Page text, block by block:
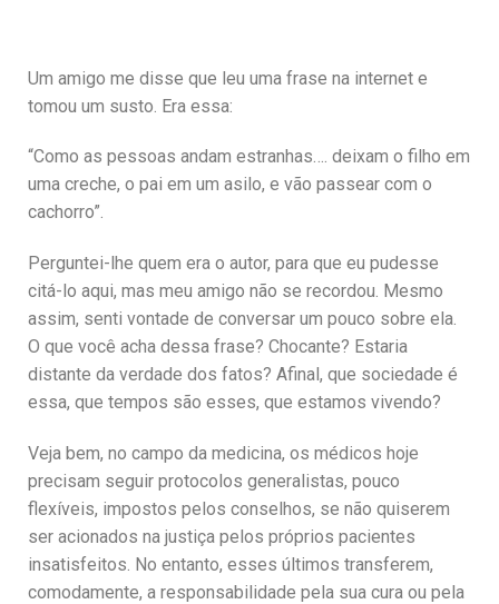
Um amigo me disse que leu uma frase na internet e
tomou um susto. Era essa:
“Como as pessoas andam estranhas…. deixam o filho em
uma creche, o pai em um asilo, e vão passear com o
cachorro”.
Perguntei-lhe quem era o autor, para que eu pudesse
citá-lo aqui, mas meu amigo não se recordou. Mesmo
assim, senti vontade de conversar um pouco sobre ela.
O que você acha dessa frase? Chocante? Estaria
distante da verdade dos fatos? Afinal, que sociedade é
essa, que tempos são esses, que estamos vivendo?
Veja bem, no campo da medicina, os médicos hoje
precisam seguir protocolos generalistas, pouco
flexíveis, impostos pelos conselhos, se não quiserem
ser acionados na justiça pelos próprios pacientes
insatisfeitos. No entanto, esses últimos transferem,
comodamente, a responsabilidade pela sua cura ou pela